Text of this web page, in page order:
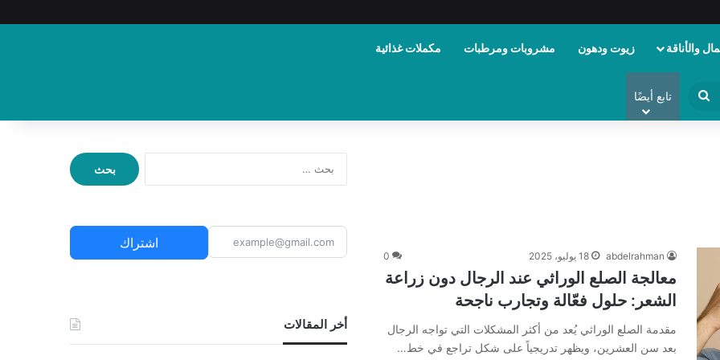
والأناقة زيوت ودهون مشروبات ومرطبات مكملات غذائية
عن
تابع أيضًا
abdelrahman 18 يوليو، 2025 0
معالجة الصلع الوراثي عند الرجال دون زراعة
الشعر: حلول فعّالة وتجارب ناجحة
مقدمة الصلع الوراثي يُعد من أكثر المشكلات التي تواجه الرجال
بعد سن العشرين، ويظهر تدريجياً على شكل تراجع في خط…
ث
ع
ن
اشتراك
أخر المقالات